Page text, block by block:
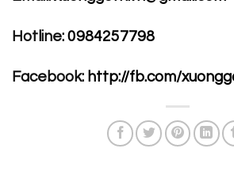
Hotline: 0984257798
Facebook: http://fb.com/